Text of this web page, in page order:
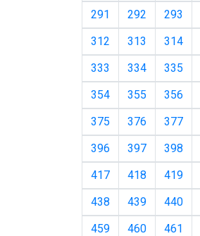
291
292 293
312
313 314
333
334 335
354
355 356
375
376 377
396
397 398
417
418 419
438
439 440
459
460 461